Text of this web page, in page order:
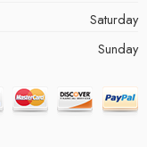
Saturday
Sunday